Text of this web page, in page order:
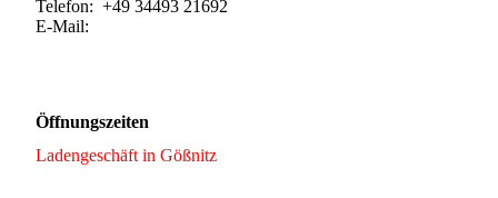
Telefon: +49 34493 21692
E-Mail:
Öffnungszeiten
Ladengeschäft in Gößnitz